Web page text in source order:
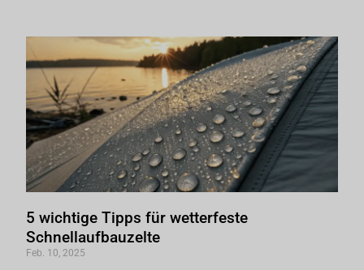
5 wichtige Tipps für wetterfeste
Schnellaufbauzelte
Feb. 10, 2025